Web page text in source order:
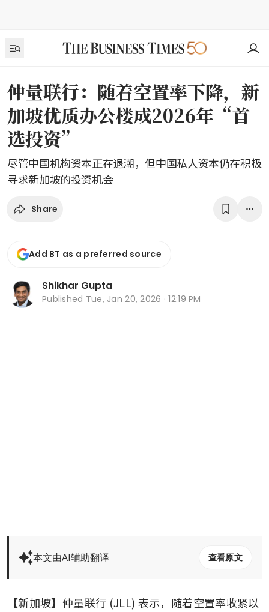
仲量联行：随着空置率下降，新
加坡优质办公楼成2026年“首
选投资”
尽管中国机构资本正在退潮，但中国私人资本仍在积极
寻求新加坡的投资机会
Share
Add BT as a preferred source
Shikhar Gupta
Published Tue, Jan 20, 2026 · 12:19 PM
本文由AI辅助翻译 查看原文
【新加坡】仲量联行 (JLL) 表示，随着空置率收紧以